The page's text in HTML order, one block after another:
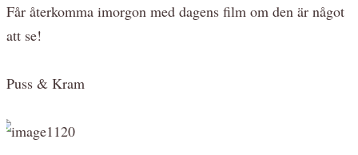
Får återkomma imorgon med dagens film om den är något
att se!
Puss & Kram